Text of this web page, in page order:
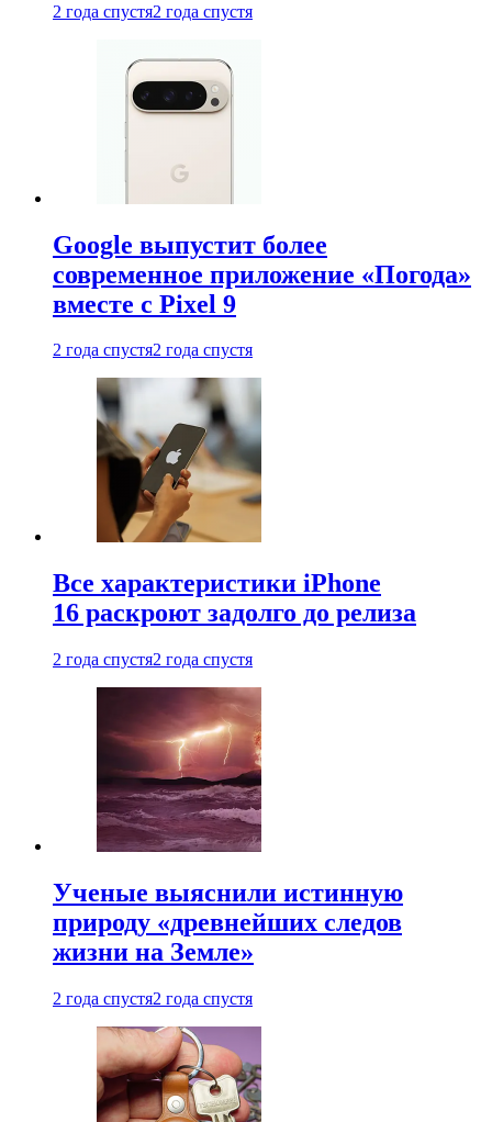
2 года спустя2 года спустя
Google выпустит более
современное приложение «Погода»
вместе с Pixel 9
2 года спустя2 года спустя
Все характеристики iPhone
16 раскроют задолго до релиза
2 года спустя2 года спустя
Ученые выяснили истинную
природу «древнейших следов
жизни на Земле»
2 года спустя2 года спустя